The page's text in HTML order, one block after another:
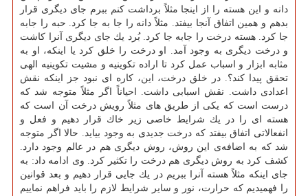
دانه و این هسته را از اینجا مثلاً برداشت كنم ببرم جای دیگری قرار
بدهم و همین اتفاق آنجا بیفتد. مثلاً دانه را جا به جا كرد. حبه را جابه
جا كرد. هسته درخت را جابه جا كرد. بُرد یك جای دیگری آنرا كاشت
و درخت دیگری به وجود آمد. او درخت را خلق كرد یا اینكه، او به
مثابه ابزار و اسباب عمل كرد تا اراده تكوینیه و مشیت تكوینیه الهی
تحقق پیدا كند؟. در خلق درخت، این، كاره ای نبود جز اینكه نقش
اعدادی داشت. نقش اسبابی داشت. احیاناً اگر مثلاً متوجه شد كه
درست است كه یكی از طریق های مثلاً رویش درخت آن است كه
هسته ای را در یك شرایط خاصی زیر خاك قرار دهیم و فعل و
انفعالاتی اتفاق بیفتد كه درخت جدیدی به وجود بیاید. حالا اگر متوجه
شد كه به اضافه‌ی این روش، روش دیگری هم در عالم وجود دارد.
كشف كرد به روش دیگری هم درخت را تكثیر كرد. وی ادامه داد: به
جای اینكه مثلاً هسته آنرا ببریم در یك جایی قرار دهیم و بعد قوانین
را فهمیدیم كه حرارت، نور و سایر شرایط لازم را باید فراهم نماییم